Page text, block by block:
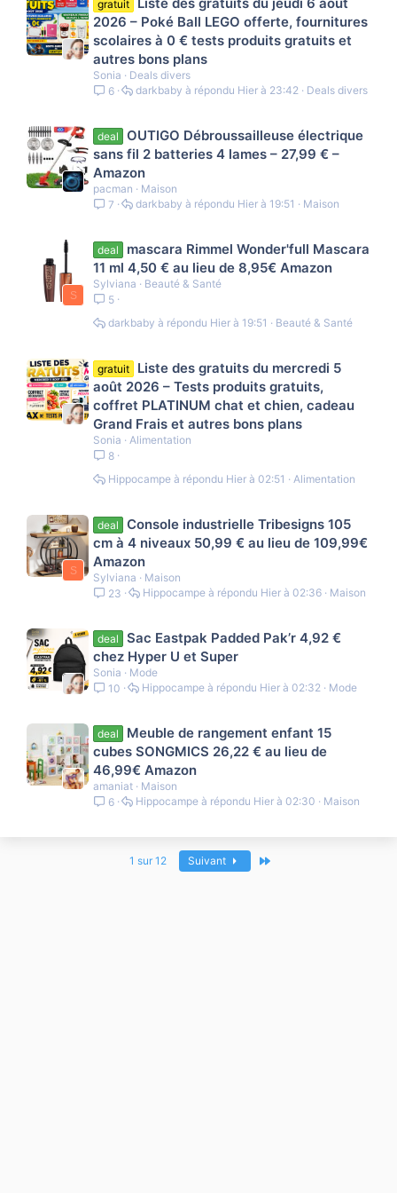
gratuit
2026 – Poké Ball LEGO offerte, fournitures
scolaires à 0 € tests produits gratuits et
autres bons plans
Sonia
Deals divers
6
Deals divers
Hier à 23:42
darkbaby
deal
OUTIGO Débroussailleuse électrique
sans fil 2 batteries 4 lames – 27,99 € –
Amazon
pacman
Maison
7
Maison
Hier à 19:51
darkbaby
S
deal
mascara Rimmel Wonder'full Mascara
11 ml 4,50 € au lieu de 8,95€ Amazon
Sylviana
Beauté & Santé
5
Beauté & Santé
Hier à 19:51
darkbaby
gratuit
Liste des gratuits du mercredi 5
août 2026 – Tests produits gratuits,
coffret PLATINUM chat et chien, cadeau
Grand Frais et autres bons plans
Sonia
Alimentation
8
Alimentation
Hier à 02:51
Hippocampe
S
deal
Console industrielle Tribesigns 105
cm à 4 niveaux 50,99 € au lieu de 109,99€
Amazon
Sylviana
Maison
23
Maison
Hier à 02:36
Hippocampe
deal
Sac Eastpak Padded Pak’r 4,92 €
chez Hyper U et Super
Sonia
Mode
10
Mode
Hier à 02:32
Hippocampe
deal
Meuble de rangement enfant 15
cubes SONGMICS 26,22 € au lieu de
46,99€ Amazon
amaniat
Maison
6
Maison
Hier à 02:30
Hippocampe
1 sur 12 Suivant